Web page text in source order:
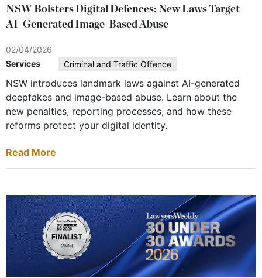
NSW Bolsters Digital Defences: New Laws Target
AI-Generated Image-Based Abuse
02/04/2026
Services
Criminal and Traffic Offence
NSW introduces landmark laws against AI-generated
deepfakes and image-based abuse. Learn about the
new penalties, reporting processes, and how these
reforms protect your digital identity.
Read More